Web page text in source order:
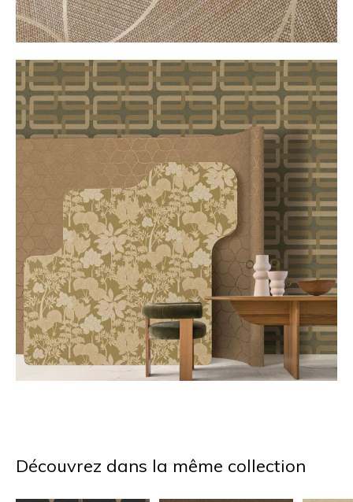
Découvrez dans la même collection